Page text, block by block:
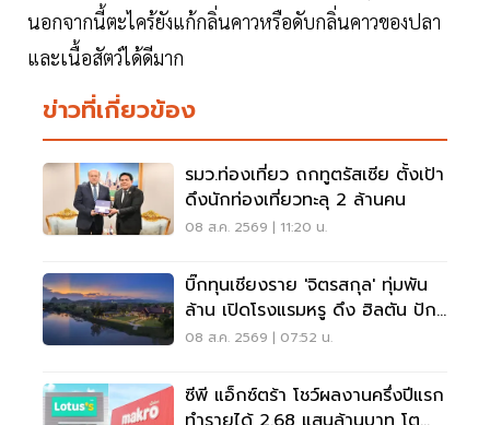
นอกจากนี้ตะไคร้ยังแก้กลิ่นคาวหรือดับกลิ่นคาวของปลา
และเนื้อสัตว์ได้ดีมาก
ข่าวที่เกี่ยวข้อง
รมว.ท่องเที่ยว ถกทูตรัสเซีย ตั้งเป้า
ดึงนักท่องเที่ยวทะลุ 2 ล้านคน
08 ส.ค. 2569 | 11:20 น.
บิ๊กทุนเชียงราย 'จิตรสกุล' ทุ่มพัน
ล้าน เปิดโรงแรมหรู ดึง ฮิลตัน ปัก
หมุดแบรนด์ใหม่
08 ส.ค. 2569 | 07:52 น.
ซีพี แอ็กซ์ตร้า โชว์ผลงานครึ่งปีแรก